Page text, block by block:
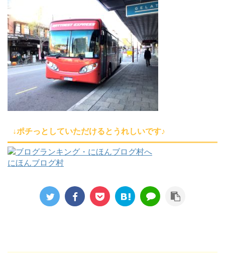
↓ポチっとしていただけるとうれしいです♪
にほんブログ村